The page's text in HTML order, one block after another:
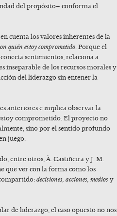
del propósito– conforma el
cuenta los valores inherentes de la
quién estoy comprometido. Porque el
sentimientos, relaciona a
inseparable de los recursos morales y
del liderazgo sin entener la
anteriores e implica observar la
comprometido. El proyecto no
sino por el sentido profundo
juego.
entre otros, À. Castiñeira y J. M.
que ver con la forma como los
decisiones, acciones, medios y
de liderazgo, el caso opuesto no nos